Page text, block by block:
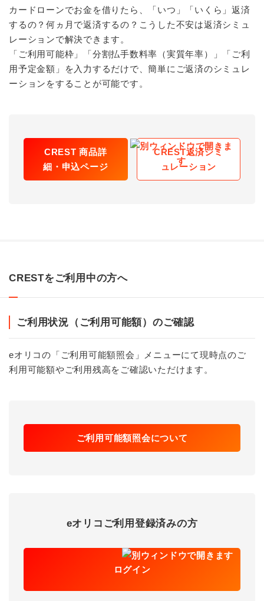
カードローンでお金を借りたら、「いつ」「いくら」返済
するの？何ヵ月で返済するの？こうした不安は返済シミュ
レーションで解決できます。
「ご利用可能枠」「分割払手数料率（実質年率）」「ご利
用予定金額」を入力するだけで、簡単にご返済のシミュレ
ーションをすることが可能です。
CREST 商品詳
細・申込ページ
CREST返済シミ
ュレーション
CRESTをご利用中の方へ
ご利用状況（ご利用可能額）のご確認
eオリコの「ご利用可能額照会」メニューにて現時点のご
利用可能額やご利用残高をご確認いただけます。
ご利用可能額照会について
eオリコご利用登録済みの方
ログイン